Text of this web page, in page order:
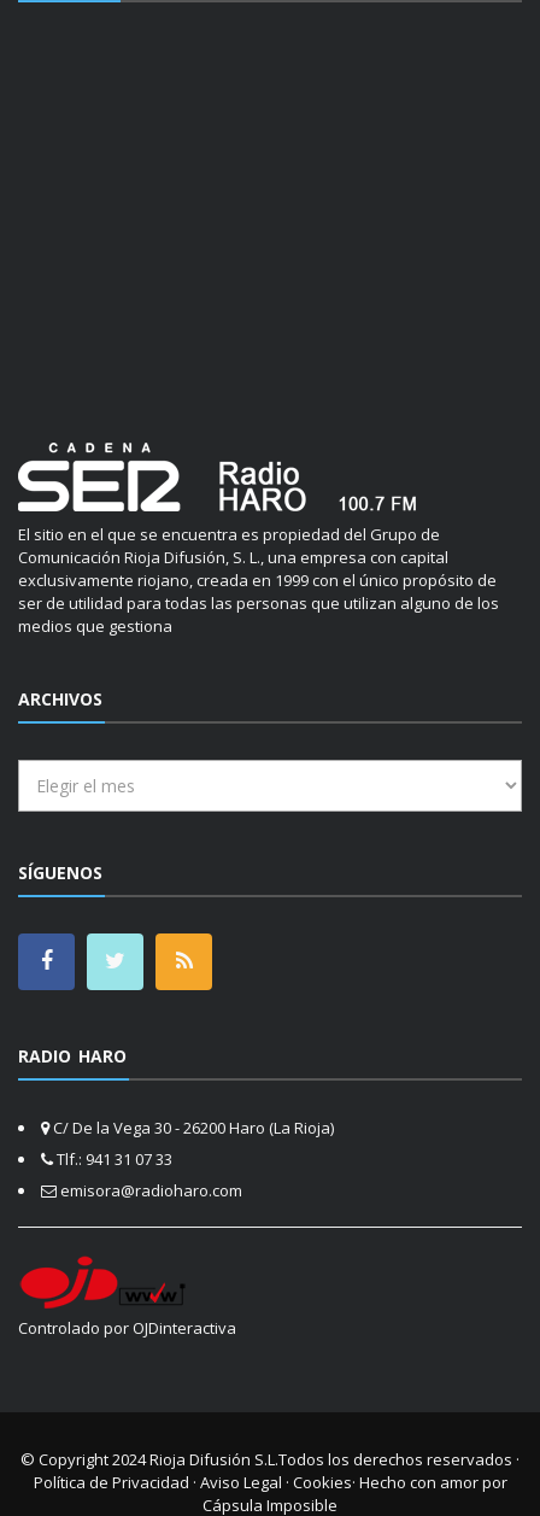
El sitio en el que se encuentra es propiedad del Grupo de
Comunicación Rioja Difusión, S. L., una empresa con capital
exclusivamente riojano, creada en 1999 con el único propósito de
ser de utilidad para todas las personas que utilizan alguno de los
medios que gestiona
ARCHIVOS
SÍGUENOS
RADIO HARO
C/ De la Vega 30 - 26200 Haro (La Rioja)
Tlf.: 941 31 07 33
emisora@radioharo.com
Controlado por OJDinteractiva
© Copyright 2024Rioja Difusión S.L.Todos los derechos reservados ·
Política de Privacidad · Aviso Legal · Cookies· Hecho con amor por
Cápsula Imposible